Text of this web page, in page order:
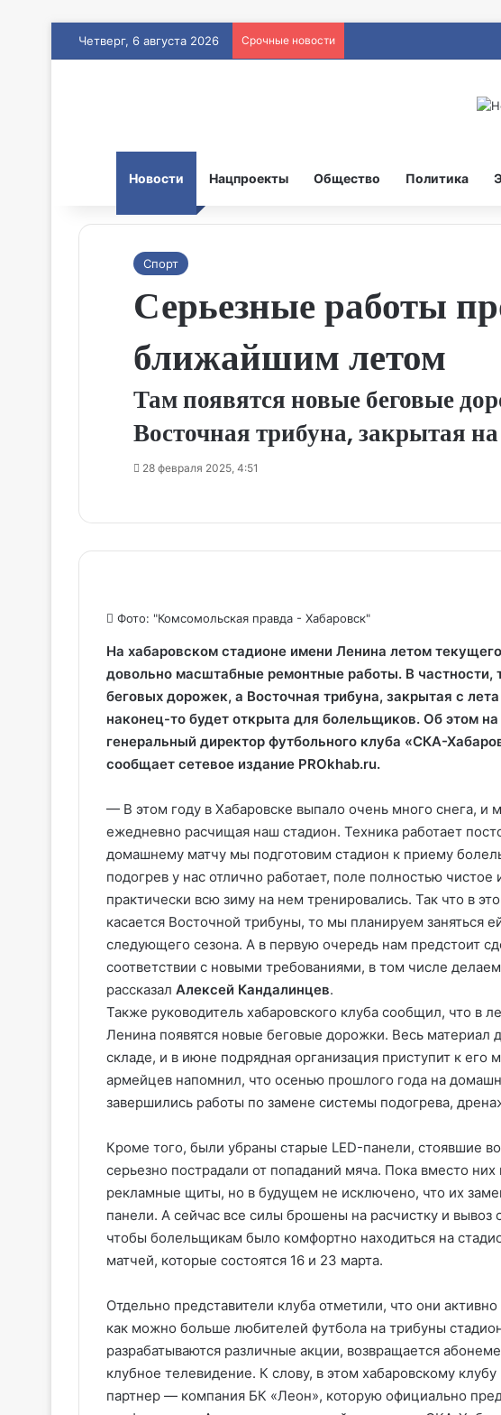
Четверг, 6 августа 2026 Срочные новости
Новости Нацпроекты Общество Политика
Спорт
Серьезные работы
ближайшим летом
Там появятся новые беговые
Восточная трибуна, закрытая
28 февраля 2025, 4:51
Фото: "Комсомольская правда - Хабаровск"
На хабаровском стадионе имени Ленина летом
довольно масштабные ремонтные работы. В частности,
беговых дорожек, а Восточная трибуна, закрытая с
наконец-то будет открыта для болельщиков. Об этом
генеральный директор футбольного клуба «СКА-
сообщает сетевое издание PROkhab.ru.
— В этом году в Хабаровске выпало очень много снега, и
ежедневно расчищая наш стадион. Техника работает
домашнему матчу мы подготовим стадион к приему
подогрев у нас отлично работает, поле полностью
практически всю зиму на нем тренировались. Так что в
касается Восточной трибуны, то мы планируем заняться
следующего сезона. А в первую очередь нам предстоит
соответствии с новыми требованиями, в том числе
рассказал Алексей Кандалинцев.
Также руководитель хабаровского клуба сообщил, что в
Ленина появятся новые беговые дорожки. Весь материал
складе, и в июне подрядная организация приступит к
армейцев напомнил, что осенью прошлого года на
завершились работы по замене системы подогрева,
Кроме того, были убраны старые LED-панели, стоявшие
серьезно пострадали от попаданий мяча. Пока вместо
рекламные щиты, но в будущем не исключено, что их
панели. А сейчас все силы брошены на расчистку и вывоз
чтобы болельщикам было комфортно находиться на
матчей, которые состоятся 16 и 23 марта.
Отдельно представители клуба отметили, что они
как можно больше любителей футбола на трибуны
разрабатываются различные акции, возвращается
клубное телевидение. К слову, в этом хабаровскому
партнер — компания БК «Леон», которую официально